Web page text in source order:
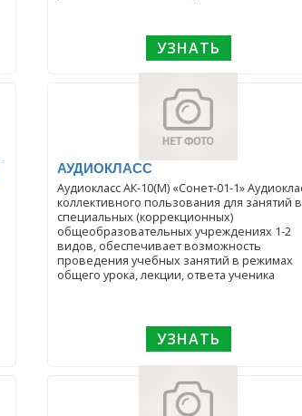
УЗНАТЬ
АУДИОКЛАСС
Аудиокласс АК-10(М) «Сонет-01-1» Аудиокласс
коллективного пользования для занятий в
специальных (коррекционных)
общеобразовательных учреждениях 1-2
видов, обеспечивает возможность
проведения учебных занятий в режимах
общего урока, лекции, ответа ученика
УЗНАТЬ